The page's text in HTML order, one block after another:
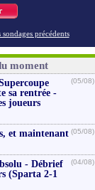
précédents
moment
sa rentrée -
joueurs
(05/08)
et maintenant (05/08)
- Débrief
(Sparta 2-1
(04/08)